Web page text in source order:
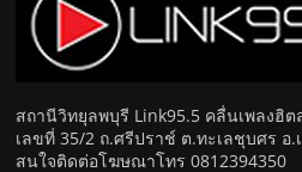
สถานีวิทยุลพบุรี Link95.5 คลื่นเพลงฮิต
เลขที่ 35/2 ถ.ศรีปราช์ ต.ทะเลชุบศร อ.
สนใจติดต่อโฆษณาโทร 0812394350